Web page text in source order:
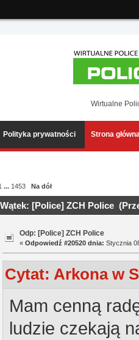
in
Wirtualne
Polityka prywatności Strona
... 1453 Na dół
Wątek: [Police] ZCH Police
Odp: [Police] ZCH Police
« Odpowiedź #20520 dnia: Stycznia
Cytat: Arkona w
Mam cenną
ludzie czekają